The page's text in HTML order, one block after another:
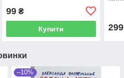
99₴
Купити 299
–10%